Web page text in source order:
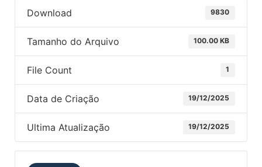
Download 9830
Tamanho do Arquivo 100.00 KB
File Count 1
Data de Criação 19/12/2025
Ultima Atualização 19/12/2025